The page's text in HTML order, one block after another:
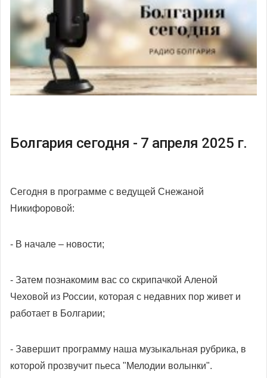
Болгария сегодня - 7 апреля 2025 г.
Сегодня в программе с ведущей Снежаной
Никифоровой:
- В начале – новости;
- Затем познакомим вас со скрипачкой Аленой
Чеховой из России, которая с недавних пор живет и
работает в Болгарии;
- Завершит программу наша музыкальная рубрика, в
которой прозвучит пьеса "Мелодии волынки".